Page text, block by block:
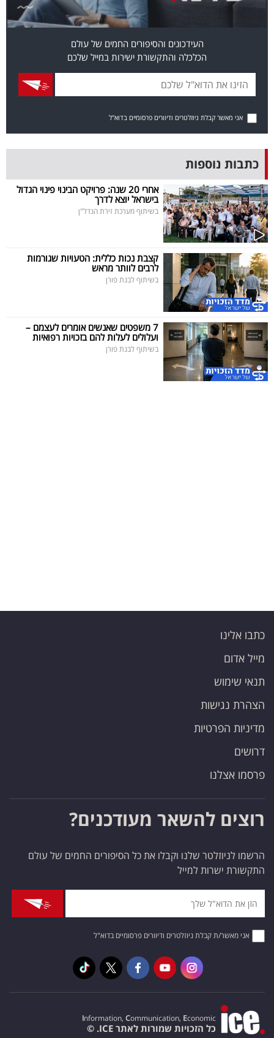
ופנאי
המילון
הכלכלי
פודקאסט
40
UNDER
40
שיתופי
פעולה
דרושים
ניוזלטרים
העידכונים והסיפורים החמים של עולם
הכלכלה והתקשורת ישירות במייל שלכם
אני מאשר קבלת ניוזלטרים ודיוורים פרסומיים בדוא"ל
כתבות נוספות
אחרי 20 שנה: פרויקט הבינוי פינוי הגדול
בישראל יוצא לדרך
בשיתוף מערכת זירת הנדל"ן
קצבת נכות כללית: הטעויות שגורמות
לרבים לוותר מראש
בשיתוף לבנת פורן
7 משפטים שאנשים אומרים לעצמם –
ועלולים לעלות להם בזכויות רפואיות
בשיתוף לבנת פורן
כתבו אלינו
מייל אדום
תנאי שימוש
הצהרת נגישות
מדיניות הפרטיות
דרושים
פרסמו אצלנו
רוצים להשאר מעודכנים?
הרשמו לניוזלטר שלנו וקבלו את כל הסיפורים החמים של עולם
התקשורת ישרות למייל
אני מאשר/ת קבלת ניוזלטרים ודיוורים פרסומיים בדוא"ל
Information, Communication, Economic
כל הזכויות שמורות לאתר ICE. ©